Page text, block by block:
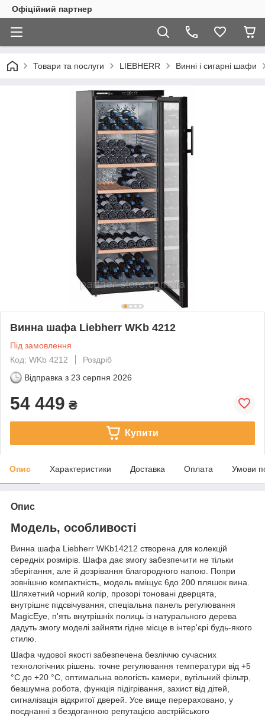
Офіційний партнер
Товари та послуги LIEBHERR Винні і сигарні шафи
Винна шафа Liebherr WKb 4212
Під замовлення
Код: WKb 4212
Роздріб
Відправка з 23 серпня 2026
54 449 ₴
Купити
Опис Характеристики Доставка Оплата Умови
Опис
Модель, особливості
Винна шафа Liebherr WKb14212 створена для колекцій
середніх розмірів. Шафа дає змогу забезпечити не тільки
зберігання, але й дозрівання благородного напою. Попри
зовнішню компактність, модель вміщує 6до 200 пляшок вина.
Шляхетний чорний колір, прозорі тоновані дверцята,
внутрішнє підсвічування, спеціальна панель регулювання
MagicEye, п'ять внутрішніх полиць із натурального дерева
дадуть змогу моделі зайняти гідне місце в інтер'єрі будь-якого
стилю.
Шафа чудової якості забезпечена безліччю сучасних
технологічних рішень: точне регулювання температури від +5
°C до +20 °C, оптимальна вологість камери, вугільний фільтр,
безшумна робота, функція підігрівання, захист від дітей,
сигналізація відкритої дверей. Усе вище перераховано, у
поєднанні з бездоганною репутацією австрійського